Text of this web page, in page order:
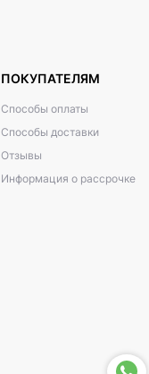
ПОКУПАТЕЛЯМ
Способы оплаты
Способы доставки
Отзывы
Информация о рассрочке